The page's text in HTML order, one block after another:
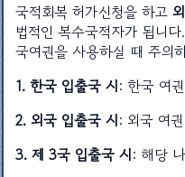
국적회복 허가신청을 하고
법적인 복수국적자가 됩니
국여권을 사용하실 때 주의
1. 한국 입출국 시: 한국 여
2. 외국 입출국 시: 외국 여
3. 제 3국 입출국 시: 해당